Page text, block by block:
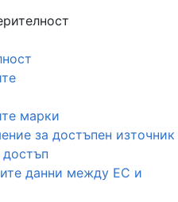
марки
за достъпен източник
данни между ЕС и